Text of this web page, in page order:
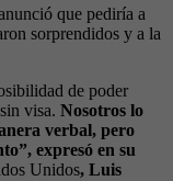
que pediría a
sorprendidos y a la
de poder
visa. Nosotros lo
verbal, pero
expresó en su
Unidos, Luis